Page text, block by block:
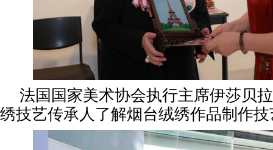
法国国家美术协会执行主席伊莎贝
绣技艺传承人了解烟台绒绣作品制作技